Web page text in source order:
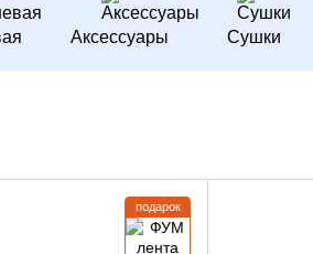
Аксессуары Сушки
подарок